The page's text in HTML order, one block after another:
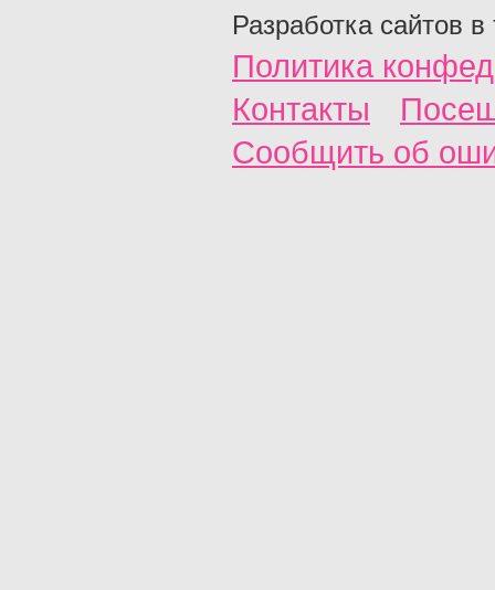
Разработка сайтов в
Политика
Контакты
Сообщить об